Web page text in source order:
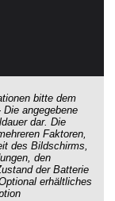
bitte dem
Die angegebene
dar. Die
Faktoren,
des Bildschirms,
den
der Batterie
erhältliches